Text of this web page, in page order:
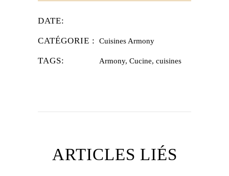
DATE:
CATÉGORIE : Cuisines Armony
TAGS: Armony, Cucine, cuisines
ARTICLES LIÉS